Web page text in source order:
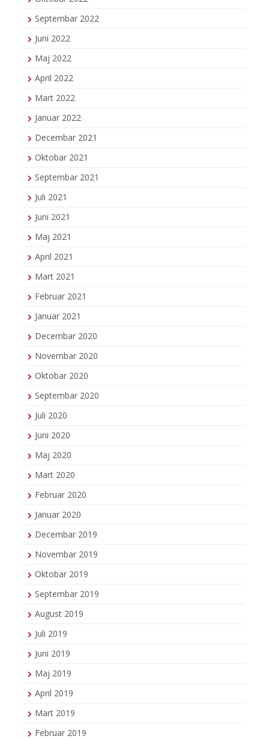
Septembar 2022
Juni 2022
Maj 2022
April 2022
Mart 2022
Januar 2022
Decembar 2021
Oktobar 2021
Septembar 2021
Juli 2021
Juni 2021
Maj 2021
April 2021
Mart 2021
Februar 2021
Januar 2021
Decembar 2020
Novembar 2020
Oktobar 2020
Septembar 2020
Juli 2020
Juni 2020
Maj 2020
Mart 2020
Februar 2020
Januar 2020
Decembar 2019
Novembar 2019
Oktobar 2019
Septembar 2019
August 2019
Juli 2019
Juni 2019
Maj 2019
April 2019
Mart 2019
Februar 2019